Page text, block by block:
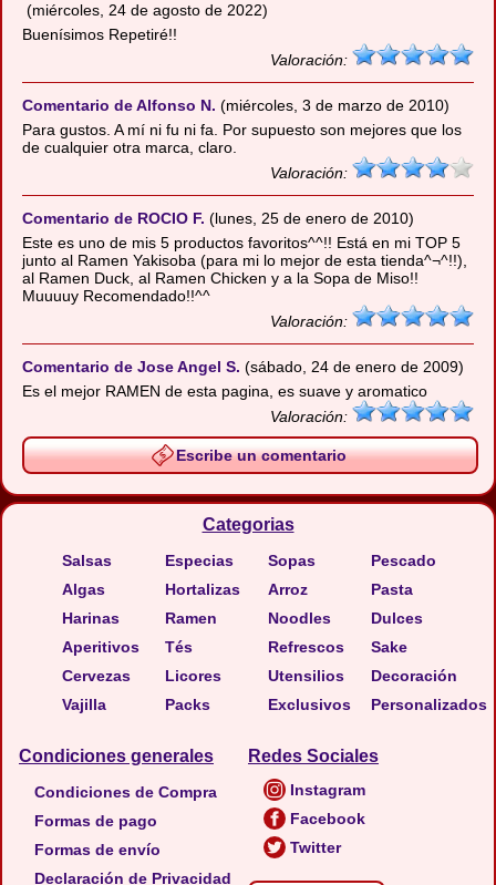
(miércoles, 24 de agosto de 2022)
Buenísimos Repetiré!!
Valoración:
Comentario de Alfonso N. (miércoles, 3 de marzo de 2010)
Para gustos. A mí ni fu ni fa. Por supuesto son mejores que los
de cualquier otra marca, claro.
Valoración:
Comentario de ROCIO F. (lunes, 25 de enero de 2010)
Este es uno de mis 5 productos favoritos^^!! Está en mi TOP 5
junto al Ramen Yakisoba (para mi lo mejor de esta tienda^¬^!!),
al Ramen Duck, al Ramen Chicken y a la Sopa de Miso!!
Muuuuy Recomendado!!^^
Valoración:
Comentario de Jose Angel S. (sábado, 24 de enero de 2009)
Es el mejor RAMEN de esta pagina, es suave y aromatico
Valoración:
Escribe un comentario
Categorias
Salsas
Algas
Harinas
Aperitivos
Cervezas
Vajilla
Especias
Hortalizas
Ramen
Tés
Licores
Packs
Sopas
Arroz
Noodles
Refrescos
Utensilios
Exclusivos
Pescado
Pasta
Dulces
Sake
Decoración
Personalizados
Condiciones generales
Condiciones de Compra
Formas de pago
Formas de envío
Declaración de Privacidad
Redes Sociales
Instagram
Facebook
Twitter